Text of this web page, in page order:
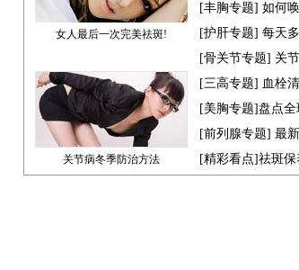
女人最后一次完美祛斑!
[丰胸专题] 如何
[护肝专题] 每天
[骨关节专题] 关
关节病冬季防治方法
[三高专题] 血栓
[美胸专题]盘点全
[前列腺专题] 最
[精彩看点]祛斑保